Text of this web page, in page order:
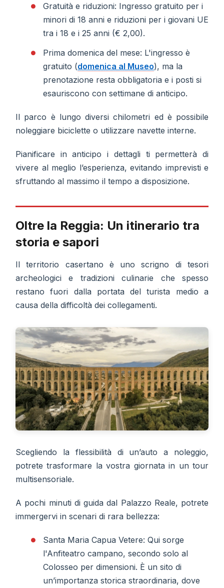
Gratuità e riduzioni: Ingresso gratuito per i
minori di 18 anni e riduzioni per i giovani UE
tra i 18 e i 25 anni (€ 2,00).
Prima domenica del mese: L'ingresso è
gratuito (domenica al Museo), ma la
prenotazione resta obbligatoria e i posti si
esauriscono con settimane di anticipo.
Il parco è lungo diversi chilometri ed è possibile
noleggiare biciclette o utilizzare navette interne.
Pianificare in anticipo i dettagli ti permetterà di
vivere al meglio l’esperienza, evitando imprevisti e
sfruttando al massimo il tempo a disposizione.
Oltre la Reggia: Un itinerario tra
storia e sapori
Il territorio casertano è uno scrigno di tesori
archeologici e tradizioni culinarie che spesso
restano fuori dalla portata del turista medio a
causa della difficoltà dei collegamenti.
Scegliendo la flessibilità di un’auto a noleggio,
potrete trasformare la vostra giornata in un tour
multisensoriale.
A pochi minuti di guida dal Palazzo Reale, potrete
immergervi in scenari di rara bellezza:
Santa Maria Capua Vetere: Qui sorge
l'Anfiteatro campano, secondo solo al
Colosseo per dimensioni. È un sito di
un’importanza storica straordinaria, dove